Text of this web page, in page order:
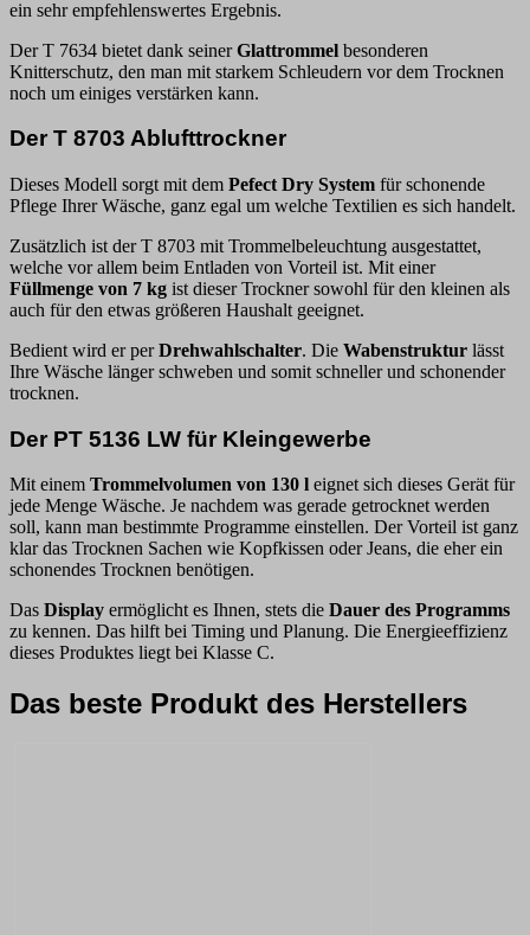
ein sehr empfehlenswertes Ergebnis.
Der T 7634 bietet dank seinerGlattrommel besonderen
Knitterschutz, den man mit starkem Schleudern vor dem Trocknen
noch um einiges verstärken kann.
Der T 8703 Ablufttrockner
Dieses Modell sorgt mit dem Pefect Dry System für schonende
Pflege Ihrer Wäsche, ganz egal um welche Textilien es sich handelt.
Zusätzlich ist der T 8703 mit Trommelbeleuchtung ausgestattet,
welche vor allem beim Entladen von Vorteil ist. Mit einer
Füllmenge von 7 kg ist dieser Trockner sowohl für den kleinen als
auch für den etwas größeren Haushalt geeignet.
Bedient wird er perDrehwahlschalter. Die Wabenstruktur lässt
Ihre Wäsche länger schweben und somit schneller und schonender
trocknen.
Der PT 5136 LW für Kleingewerbe
Mit einem Trommelvolumen von 130 l eignet sich dieses Gerät für
jede Menge Wäsche. Je nachdem was gerade getrocknet werden
soll, kann man bestimmte Programme einstellen. Der Vorteil ist ganz
klar das Trocknen Sachen wie Kopfkissen oder Jeans, die eher ein
schonendes Trocknen benötigen.
Das Display ermöglicht es Ihnen, stets die Dauer des Programms
zu kennen. Das hilft bei Timing und Planung. Die Energieeffizienz
dieses Produktes liegt bei Klasse C.
Das beste Produkt des Herstellers